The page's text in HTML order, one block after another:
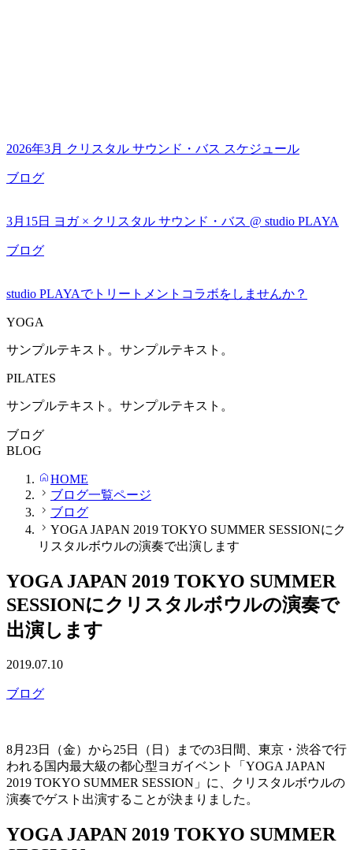
2026年3月 クリスタル サウンド・バス スケジュール
ブログ
3月15日 ヨガ × クリスタル サウンド・バス @ studio PLAYA
ブログ
studio PLAYAでトリートメントコラボをしませんか？
YOGA
サンプルテキスト。サンプルテキスト。
PILATES
サンプルテキスト。サンプルテキスト。
ブログ
BLOG
HOME
ブログ一覧ページ
ブログ
YOGA JAPAN 2019 TOKYO SUMMER SESSIONにク
リスタルボウルの演奏で出演します
YOGA JAPAN 2019 TOKYO SUMMER
SESSIONにクリスタルボウルの演奏で
出演します
2019.07.10
ブログ
8月23日（金）から25日（日）までの3日間、東京・渋谷で行
われる国内最大級の都心型ヨガイベント「YOGA JAPAN
2019 TOKYO SUMMER SESSION」に、クリスタルボウルの
演奏でゲスト出演することが決まりました。
YOGA JAPAN 2019 TOKYO SUMMER